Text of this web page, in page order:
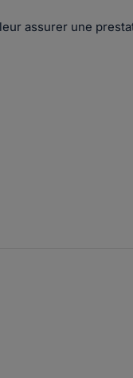
assurer une